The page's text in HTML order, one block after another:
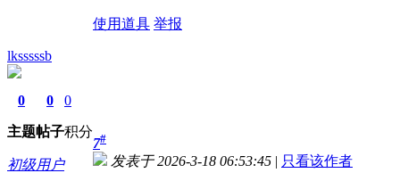
使用道具 举报
lksssssb
0
主题
0
帖子
0
积分
初级用户
7#
发表于 2026-3-18 06:53:45 | 只看该作者